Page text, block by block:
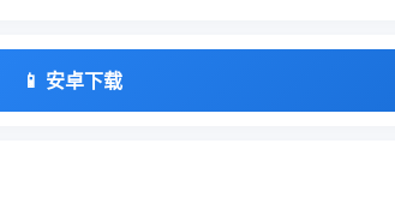
📱 安卓下载